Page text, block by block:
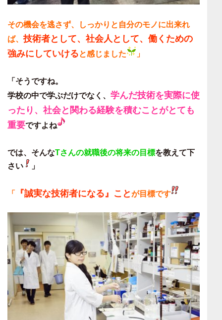
その機会を逃さず、しっかりと自分のモノに出来れ
ば、技術者として、社会人として、働くための
強みにしていけると感じました 」
「そうですね。
学校の中で学ぶだけでなく、 学んだ技術を実際に使
ったり、社会と関わる経験を積むことがとても
重要ですよね
では、そんなTさんの就職後の将来の目標を教えて下
さい
」
「 『誠実な技術者になる』ことが目標です